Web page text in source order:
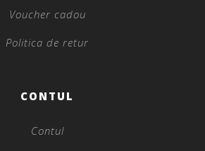
Voucher cadou
Politica de retur
CONTUL
Contul